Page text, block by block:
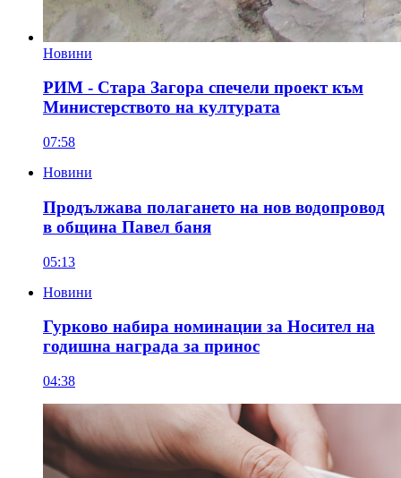
Новини
РИМ - Стара Загора спечели проект към
Министерството на културата
07:58
Новини
Продължава полагането на нов водопровод
в община Павел баня
05:13
Новини
Гурково набира номинации за Носител на
годишна награда за принос
04:38